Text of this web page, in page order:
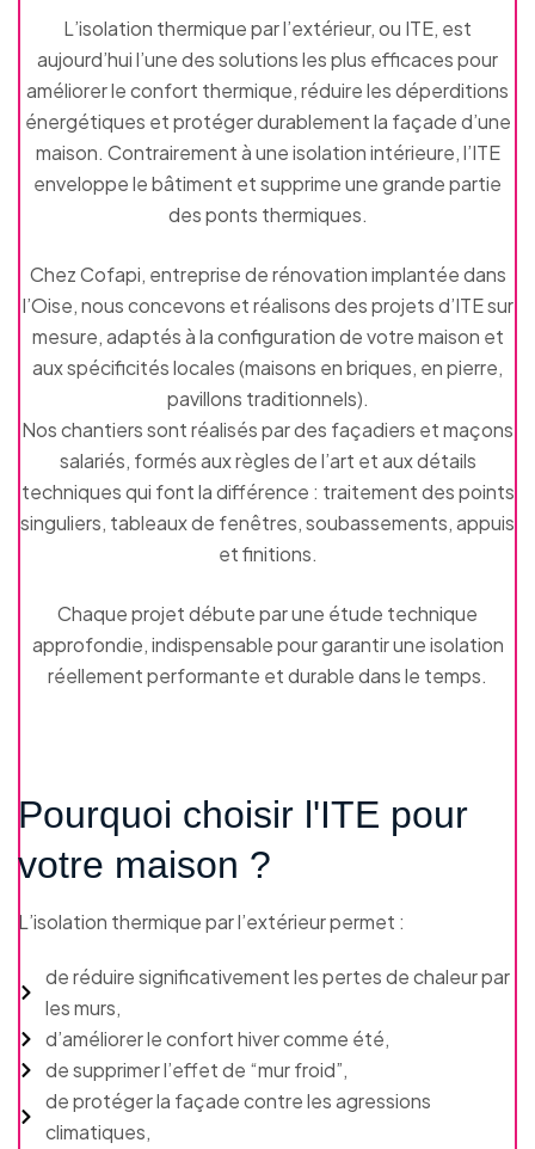
L’isolation thermique par l’extérieur, ou ITE, est
aujourd’hui l’une des solutions les plus efficaces pour
améliorer le confort thermique, réduire les déperditions
énergétiques et protéger durablement la façade d’une
maison. Contrairement à une isolation intérieure, l’ITE
enveloppe le bâtiment et supprime une grande partie
des ponts thermiques.
Chez Cofapi, entreprise de rénovation implantée dans
l’Oise, nous concevons et réalisons des projets d’ITE sur
mesure, adaptés à la configuration de votre maison et
aux spécificités locales (maisons en briques, en pierre,
pavillons traditionnels).
Nos chantiers sont réalisés par des façadiers et maçons
salariés, formés aux règles de l’art et aux détails
techniques qui font la différence : traitement des points
singuliers, tableaux de fenêtres, soubassements, appuis
et finitions.
Chaque projet débute par une étude technique
approfondie, indispensable pour garantir une isolation
réellement performante et durable dans le temps.
Pourquoi choisir l'ITE pour
votre maison ?
L’isolation thermique par l’extérieur permet :
de réduire significativement les pertes de chaleur par
les murs,
d’améliorer le confort hiver comme été,
de supprimer l’effet de “mur froid”,
de protéger la façade contre les agressions
climatiques,